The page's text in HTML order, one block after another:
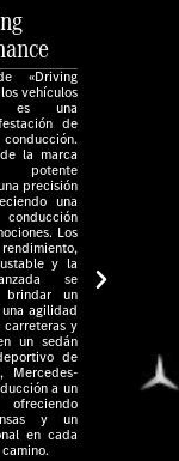
«Driving
vehículos
es una
de
la marca
potente
precisión
una
Los
y la
se
brindar un
agilidad
carreteras y
un sedán
de
Mercedes-
a un
y un
en cada